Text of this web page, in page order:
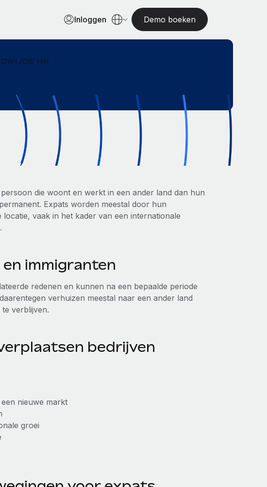
Inloggen Demo boeken
HR
die woont en werkt in een ander land dan hun
Expats worden meestal door hun
vaak in het kader van een internationale
immigranten
redenen en kunnen na een bepaalde periode
verhuizen meestal naar een ander land
verblijven.
bedrijven
nieuwe markt
groei